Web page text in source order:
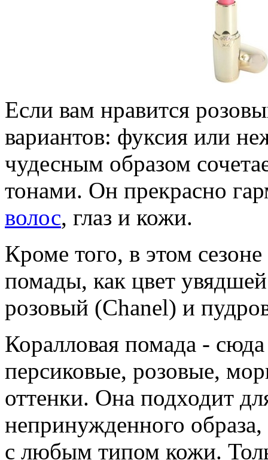
Если вам нравится
вариантов: фуксия или
чудесным образом
тонами. Он прекрасно
волос, глаз и кожи.
Кроме того, в этом
помады, как цвет
розовый (Chanel) и
Коралловая помада -
персиковые, розовые,
оттенки. Она подходит
непринужденного
с любым типом кожи.